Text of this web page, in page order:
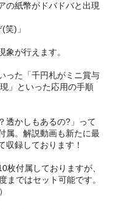
の紙幣がドバドバと出現
笑)」
象が行えます。
った「千円札がミニ賞与
」といった応用の手順
透かしもあるの?」って
属。解説動画も新たに最
収録しております！
枚付属しておりますが、
まではセット可能です。